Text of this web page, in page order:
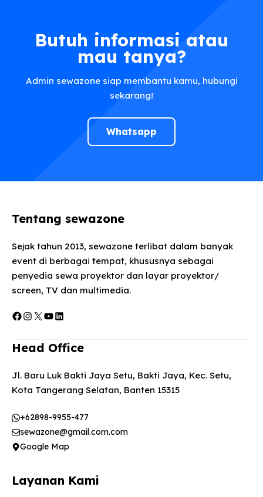
Butuh informasi atau
mau tanya?
Admin sewazone siap membantu kamu, hubungi
sekarang!
Whatsapp
Tentang sewazone
Sejak tahun 2013, sewazone terlibat dalam banyak
event di berbagai tempat, khususnya sebagai
penyedia sewa proyektor dan layar proyektor/
screen, TV dan multimedia.
Facebook
Instagram
X YouTube
LinkedIn
Head Office
Jl. Baru Luk Bakti Jaya Setu, Bakti Jaya, Kec. Setu,
Kota Tangerang Selatan, Banten 15315
+62898-9955-477
sewazone@gmail.com.com
Google Map
Layanan Kami